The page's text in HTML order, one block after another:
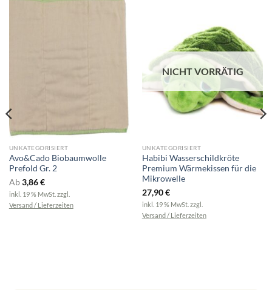
UNKATEGORISIERT
Avo&Cado Biobaumwolle
Prefold Gr. 2
Ab3,86€
inkl. 19 % MwSt. zzgl.
Versand / Lieferzeiten
NICHT VORRÄTIG
UNKATEGORISIERT
Habibi Wasserschildkröte
Premium Wärmekissen für die
Mikrowelle
27,90€
inkl. 19 % MwSt. zzgl.
Versand / Lieferzeiten